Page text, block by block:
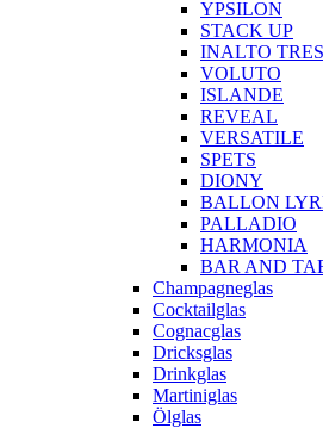
YPSILON
STACK UP
INALTO
VOLUTO
ISLANDE
REVEAL
VERSATILE
SPETS
DIONY
BALLON
PALLADIO
HARMONIA
BAR AND
Champagneglas
Cocktailglas
Cognacglas
Dricksglas
Drinkglas
Martiniglas
Ölglas